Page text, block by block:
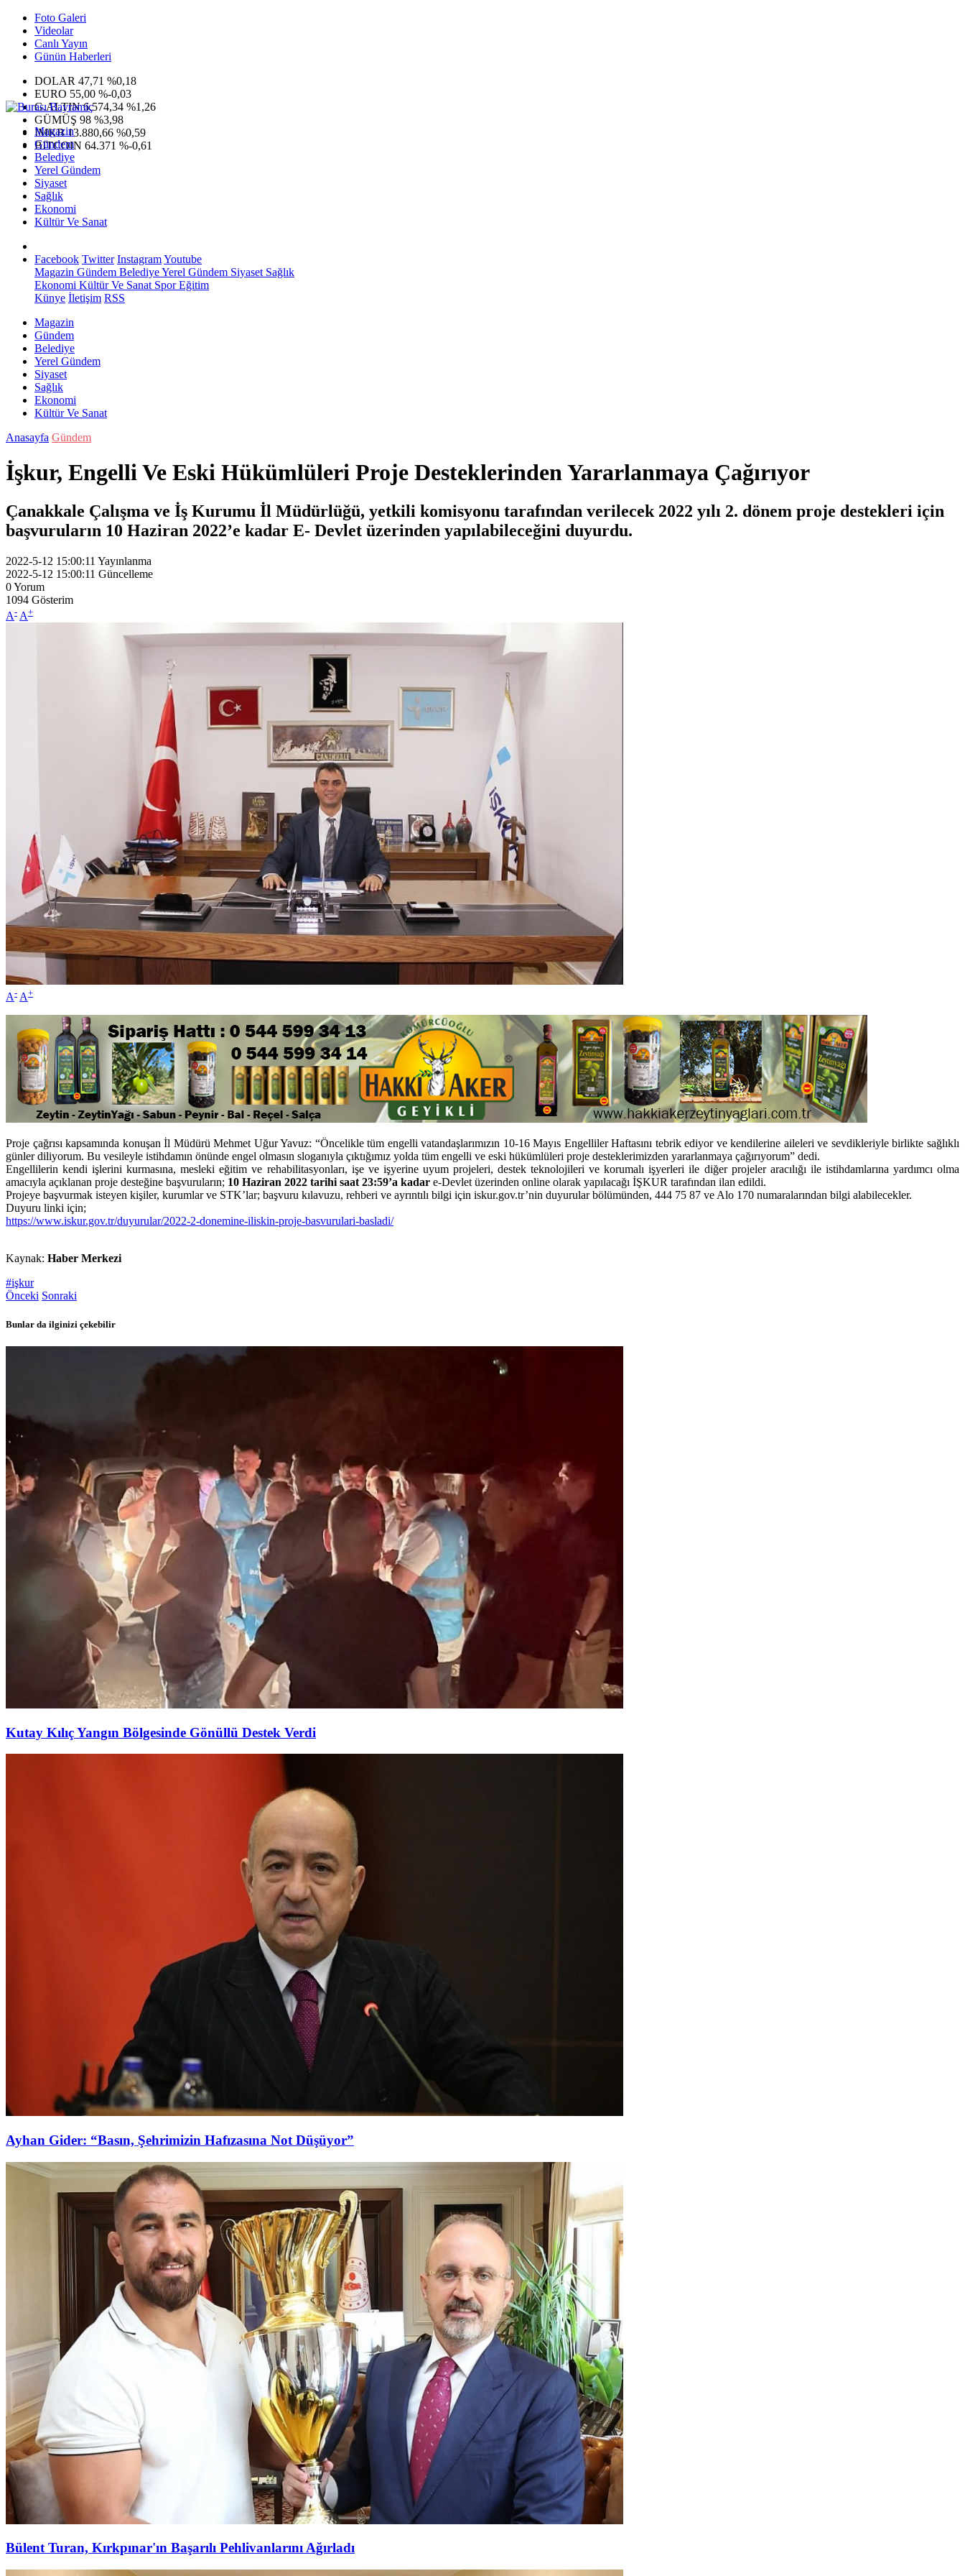
Foto Galeri
Videolar
Canlı Yayın
Günün Haberleri
DOLAR 47,71 %0,18
EURO 55,00 %-0,03
G.ALTIN6.574,34 %1,26
GÜMÜŞ 98 %3,98
IMKB13.880,66 %0,59
BITCOIN 64.371 %-0,61
Magazin
Gündem
Belediye
Yerel Gündem
Siyaset
Sağlık
Ekonomi
Kültür Ve Sanat
Facebook Twitter InstagramYoutube
Magazin Gündem BelediyeYerel Gündem Siyaset Sağlık
Ekonomi Kültür Ve Sanat SporEğitim
Künye İletişim RSS
Magazin
Gündem
Belediye
Yerel Gündem
Siyaset
Sağlık
Ekonomi
Kültür Ve Sanat
Anasayfa Gündem
İşkur, Engelli Ve Eski Hükümlüleri Proje Desteklerinden Yararlanmaya Çağırıyor
Çanakkale Çalışma ve İş Kurumu İl Müdürlüğü, yetkili komisyonu tarafından verilecek 2022 yılı 2. dönem proje destekleri için
başvuruların 10 Haziran 2022’e kadar E- Devlet üzerinden yapılabileceğini duyurdu.
2022-5-12 15:00:11 Yayınlanma
2022-5-12 15:00:11 Güncelleme
0Yorum
1094 Gösterim
A- A+
A- A+
Proje çağrısı kapsamında konuşan İl Müdürü Mehmet Uğur Yavuz: “Öncelikle tüm engelli vatandaşlarımızın 10-16 Mayıs Engelliler Haftasını tebrik ediyor ve kendilerine aileleri ve sevdikleriyle birlikte sağlıklı
günler diliyorum. Bu vesileyle istihdamın önünde engel olmasın sloganıyla çıktığımız yolda tüm engelli ve eski hükümlüleri proje desteklerimizden yararlanmaya çağırıyorum” dedi.
Engellilerin kendi işlerini kurmasına, mesleki eğitim ve rehabilitasyonları, işe ve işyerine uyum projeleri, destek teknolojileri ve korumalı işyerleri ile diğer projeler aracılığı ile istihdamlarına yardımcı olma
amacıyla açıklanan proje desteğine başvuruların; 10 Haziran 2022 tarihi saat 23:59’a kadar e-Devlet üzerinden online olarak yapılacağı İŞKUR tarafından ilan edildi.
Projeye başvurmak isteyen kişiler, kurumlar ve STK’lar; başvuru kılavuzu, rehberi ve ayrıntılı bilgi için iskur.gov.tr’nin duyurular bölümünden, 444 75 87 ve Alo 170 numaralarından bilgi alabilecekler.
Duyuru linki için;
https://www.iskur.gov.tr/duyurular/2022-2-donemine-iliskin-proje-basvurulari-basladi/
Kaynak: Haber Merkezi
#işkur
Önceki Sonraki
Bunlar da ilginizi çekebilir
Kutay Kılıç Yangın Bölgesinde Gönüllü Destek Verdi
Ayhan Gider: “Basın, Şehrimizin Hafızasına Not Düşüyor”
Bülent Turan, Kırkpınar'ın Başarılı Pehlivanlarını Ağırladı